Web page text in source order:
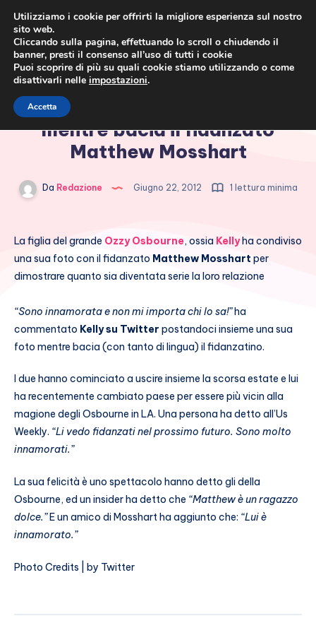
Kelly Osbourne mostra la foto
mentre bacia il fidanzato
Matthew Mosshart
Da Redazione Giugno 22, 2012 1 lettura minima
La figlia del grande Ozzy Osbourne, ossia Kellyha condiviso
una sua foto con il fidanzato Matthew Mosshart per
dimostrare quanto sia diventata serie la loro relazione
“Sono innamorata e non mi importa chi lo sa!”ha
commentato Kelly su Twitter postandoci insieme una sua
foto mentre bacia (con tanto di lingua) il fidanzatino.
I due hanno cominciato a uscire insieme la scorsa estate e lui
ha recentemente cambiato paese per essere più vicin alla
magione degli Osbourne in LA. Una persona ha detto all’Us
Weekly. “Li vedo fidanzati nel prossimo futuro. Sono molto
innamorati.”
La sua felicità è uno spettacolo hanno detto gli della
Osbourne, ed un insider ha detto che “Matthew è un ragazzo
dolce.”E un amico di Mosshart ha aggiunto che: “Lui è
innamorato.”
Photo Credits | by Twitter
Utilizziamo i cookie per offrirti la migliore esperienza sul nostro
sito web.
Cliccando sulla pagina, effettuando lo scroll o chiudendo il
banner, presti il consenso all’uso di tutti i cookie
Puoi scoprire di più su quali cookie stiamo utilizzando o come
disattivarli nelle impostazioni.
Accetta